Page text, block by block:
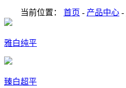
当前位置： 首页 - 产品中心 -
雅白纯平
臻白超平